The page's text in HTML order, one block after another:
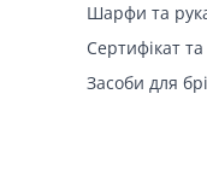
Шарфи та
Сертифікат
Засоби для